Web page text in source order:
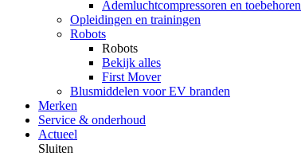
Ademluchtcompressoren en toebehoren
Opleidingen en trainingen
Robots
Robots
Bekijk alles
First Mover
Blusmiddelen voor EV branden
Merken
Service & onderhoud
Actueel
Sluiten